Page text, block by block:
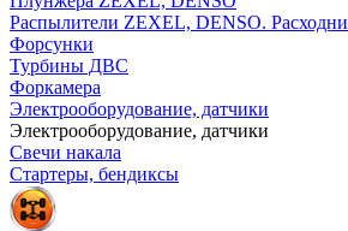
Распылители ZEXEL, DENSO.
Форсунки
Турбины ДВС
Форкамера
Электрооборудование, датчики
Электрооборудование, датчики
Свечи накала
Стартеры, бендиксы